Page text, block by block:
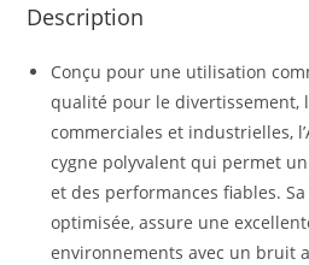
Description
Conçu pour une utilisation
qualité pour le divertissement,
commerciales et industrielles,
cygne polyvalent qui permet
et des performances fiables.
optimisée, assure une
environnements avec un bruit